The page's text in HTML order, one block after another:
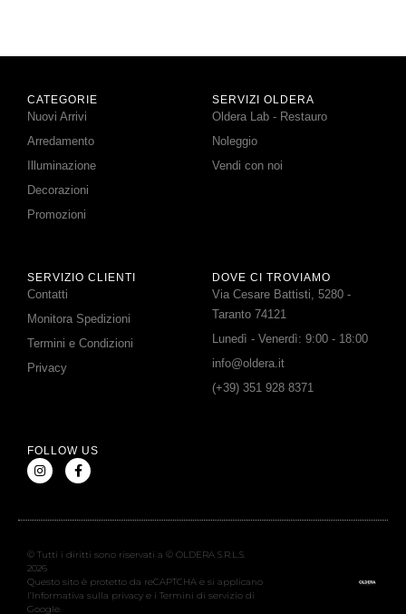
CATEGORIE
Nuovi Arrivi
Arredamento
Illuminazione
Decorazioni
Promozioni
SERVIZI OLDERA
Oldera Lab - Restauro
Noleggio
Vendi con noi
SERVIZIO CLIENTI
Contatti
Monitora Spedizioni
Termini e Condizioni
Privacy
DOVE CI TROVIAMO
Via Cesare Battisti, 5280 -
Taranto 74121
Lunedì - Venerdì: 9:00 - 18:00
info@oldera.it
(+39) 351 928 8371
FOLLOW US
© Tutti i diritti sono riservati a © OLDERA S.R.L.S.
2026
Questo sito è protetto da reCAPTCHA e si applicano
l’Informativa sulla privacy e i Termini di servizio di
Google.